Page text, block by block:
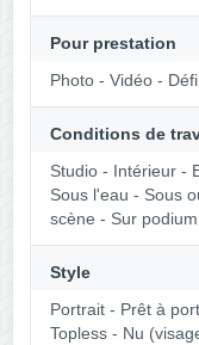
Pour prestation
Photo - Vidéo -
Conditions de
Studio - Intérieur -
Sous l'eau - Sous
scène - Sur podium
Style
Portrait - Prêt à
Topless - Nu